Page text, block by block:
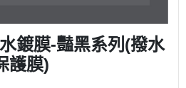
鍍膜-豔黑系列(撥水
護膜)